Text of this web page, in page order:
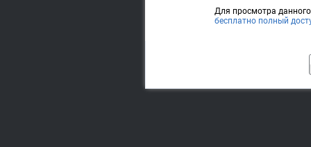
Для просмотра
бесплатно полный